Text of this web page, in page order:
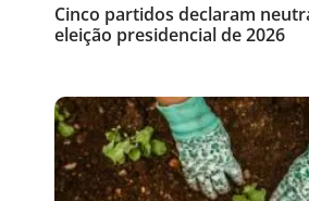
Cinco partidos declaram
eleição presidencial de 2026